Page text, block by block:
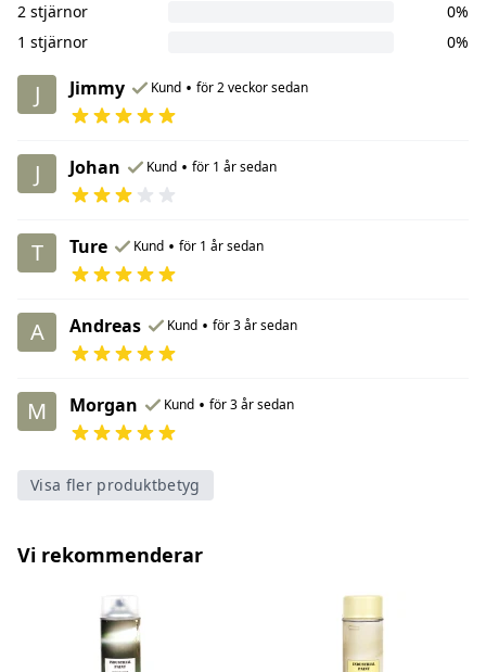
2 stjärnor
0%
1 stjärnor
0%
J Jimmy Kund • för 2 veckor sedan
J Johan Kund • för 1 år sedan
T Ture Kund • för 1 år sedan
A Andreas Kund • för 3 år sedan
M Morgan Kund • för 3 år sedan
Visa fler produktbetyg
Vi rekommenderar